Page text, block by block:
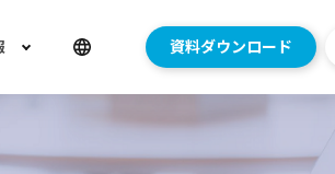
資料ダウンロード